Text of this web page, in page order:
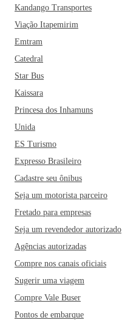
Kandango Transportes
Viação Itapemirim
Emtram
Catedral
Star Bus
Kaissara
Princesa dos Inhamuns
Unida
ES Turismo
Expresso Brasileiro
Cadastre seu ônibus
Seja um motorista parceiro
Fretado para empresas
Seja um revendedor autorizado
Agências autorizadas
Compre nos canais oficiais
Sugerir uma viagem
Compre Vale Buser
Pontos de embarque